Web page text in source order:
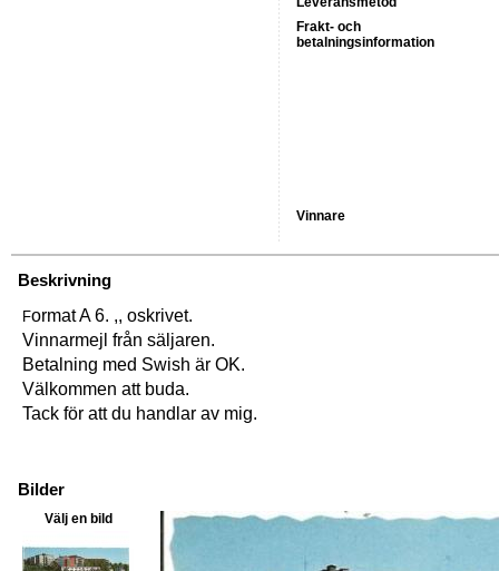
Frakt- och
betalningsinformation
Vinnare
Beskrivning
Format A 6. ,, oskrivet.
Vinnarmejl från säljaren.
Betalning med Swish är OK.
Välkommen att buda.
Tack för att du handlar av mig.
Bilder
Välj en bild